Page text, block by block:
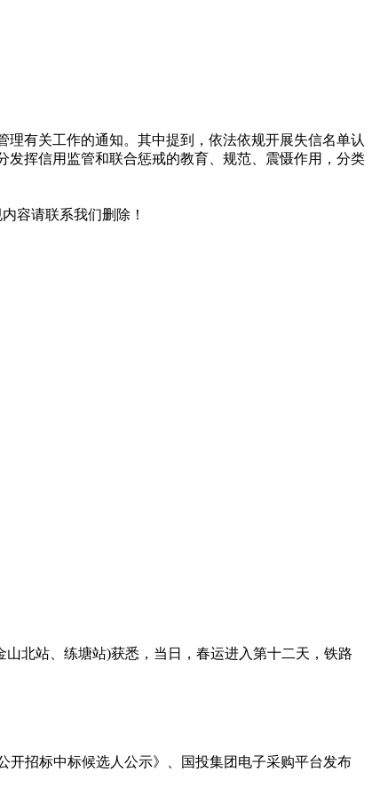
有关工作的通知。其中提到，依法依规开展失信名单认
挥信用监管和联合惩戒的教育、规范、震慑作用，分类
容请联系我们删除！
北站、练塘站)获悉，当日，春运进入第十二天，铁路
开招标中标候选人公示》、国投集团电子采购平台发布